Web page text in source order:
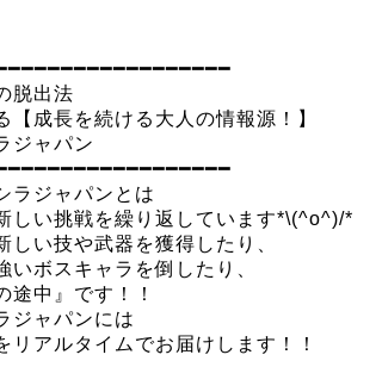
脱出法
【成長を続ける大人の情報源！】
ジャパン
ラジャパンとは
しい挑戦を繰り返しています*\(^o^)/*
しい技や武器を獲得したり、
いボスキャラを倒したり、
途中』です！！
ジャパンには
リアルタイムでお届けします！！